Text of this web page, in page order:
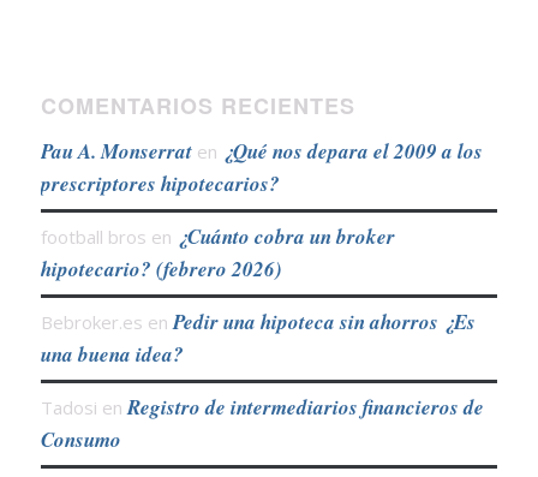
COMENTARIOS RECIENTES
Pau A. Monserraten ¿Qué nos depara el 2009 a los
prescriptores hipotecarios?
football bros en ¿Cuánto cobra un broker
hipotecario? (febrero 2026)
Bebroker.es enPedir una hipoteca sin ahorros ¿Es
una buena idea?
Tadosi enRegistro de intermediarios financieros de
Consumo